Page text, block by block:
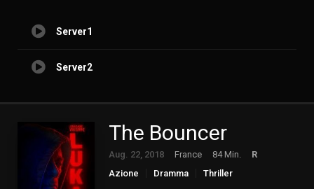
Server1
Server2
The Bouncer
Aug. 22, 2018 France 84 Min.
R
Azione
Dramma Thriller